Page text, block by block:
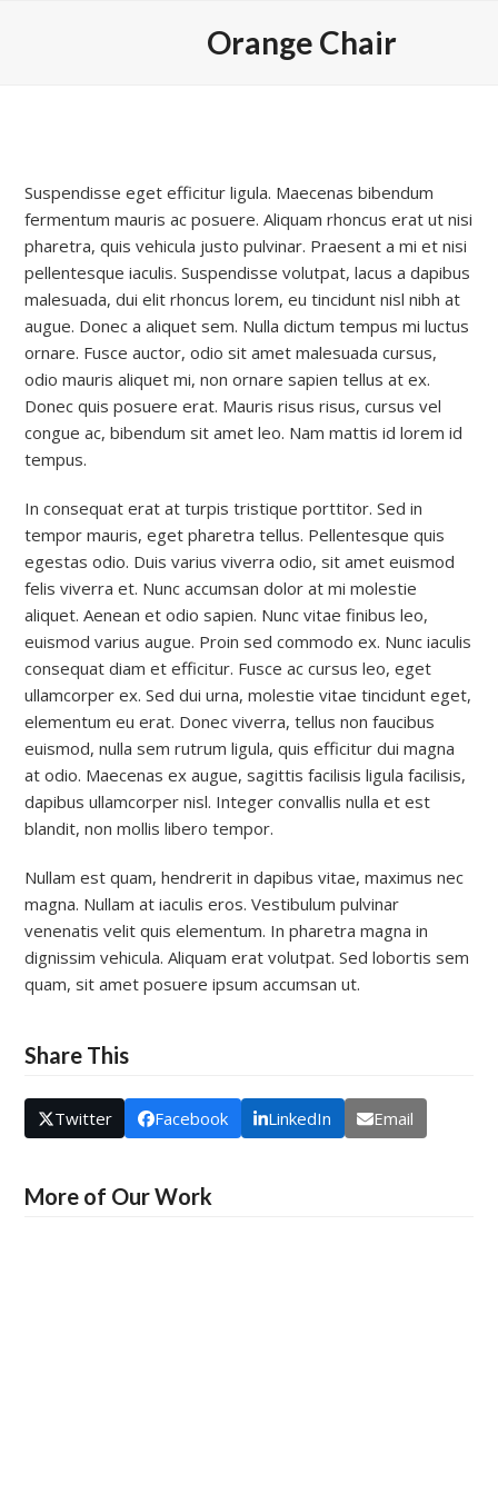
Orange Chair
Suspendisse eget efficitur ligula. Maecenas bibendum
fermentum mauris ac posuere. Aliquam rhoncus erat ut nisi
pharetra, quis vehicula justo pulvinar. Praesent a mi et nisi
pellentesque iaculis. Suspendisse volutpat, lacus a dapibus
malesuada, dui elit rhoncus lorem, eu tincidunt nisl nibh at
augue. Donec a aliquet sem. Nulla dictum tempus mi luctus
ornare. Fusce auctor, odio sit amet malesuada cursus,
odio mauris aliquet mi, non ornare sapien tellus at ex.
Donec quis posuere erat. Mauris risus risus, cursus vel
congue ac, bibendum sit amet leo. Nam mattis id lorem id
tempus.
In consequat erat at turpis tristique porttitor. Sed in
tempor mauris, eget pharetra tellus. Pellentesque quis
egestas odio. Duis varius viverra odio, sit amet euismod
felis viverra et. Nunc accumsan dolor at mi molestie
aliquet. Aenean et odio sapien. Nunc vitae finibus leo,
euismod varius augue. Proin sed commodo ex. Nunc iaculis
consequat diam et efficitur. Fusce ac cursus leo, eget
ullamcorper ex. Sed dui urna, molestie vitae tincidunt eget,
elementum eu erat. Donec viverra, tellus non faucibus
euismod, nulla sem rutrum ligula, quis efficitur dui magna
at odio. Maecenas ex augue, sagittis facilisis ligula facilisis,
dapibus ullamcorper nisl. Integer convallis nulla et est
blandit, non mollis libero tempor.
Nullam est quam, hendrerit in dapibus vitae, maximus nec
magna. Nullam at iaculis eros. Vestibulum pulvinar
venenatis velit quis elementum. In pharetra magna in
dignissim vehicula. Aliquam erat volutpat. Sed lobortis sem
quam, sit amet posuere ipsum accumsan ut.
Share This
Twitter Facebook LinkedIn Email
More of Our Work